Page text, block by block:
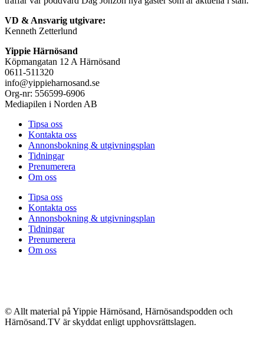
VD & Ansvarig utgivare:
Kenneth Zetterlund
Yippie Härnösand
Köpmangatan 12 A Härnösand
0611-511320
info@yippieharnosand.se
Org-nr: 556599-6906
Mediapilen i Norden AB
Tipsa oss
Kontakta oss
Annonsbokning & utgivningsplan
Tidningar
Prenumerera
Om oss
Tipsa oss
Kontakta oss
Annonsbokning & utgivningsplan
Tidningar
Prenumerera
Om oss
© Allt material på Yippie Härnösand, Härnösandspodden och
Härnösand.TV är skyddat enligt upphovsrättslagen.